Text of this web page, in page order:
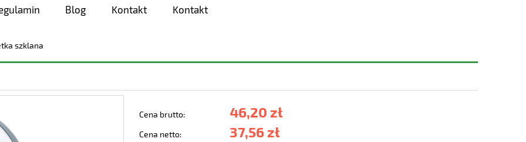
Blog Kontakt Kontakt
szklana
Cena brutto: 46,20 zł
Cena netto: 37,56 zł